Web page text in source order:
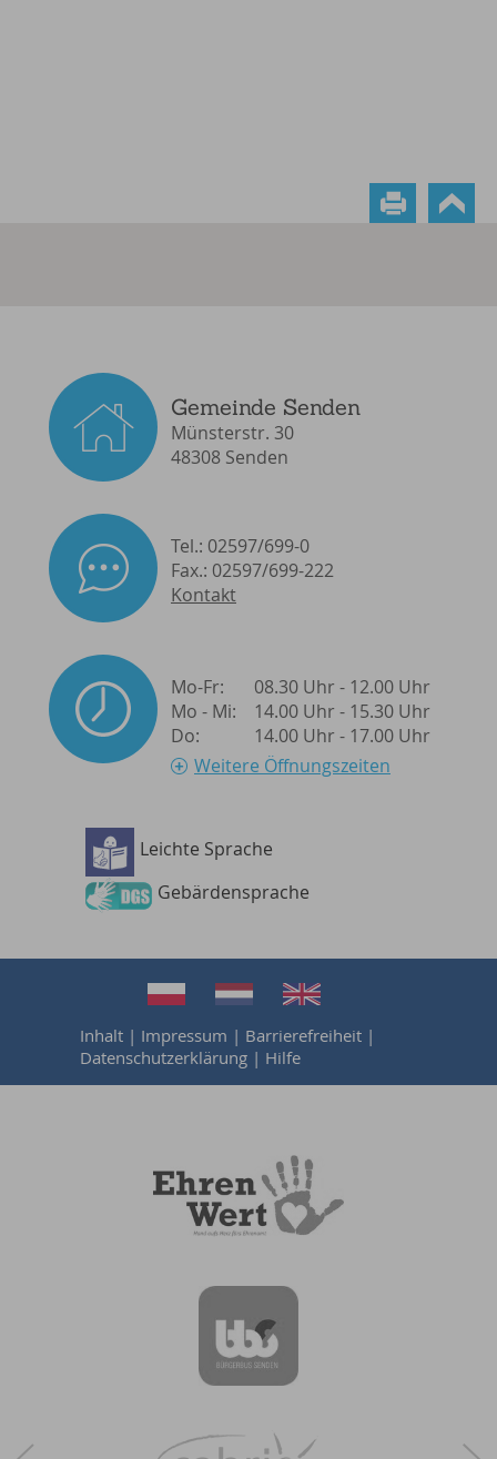
Gemeinde Senden
Münsterstr. 30
48308 Senden
Tel.: 02597/699-0
Fax.: 02597/699-222
Kontakt
Mo-Fr:
Mo - Mi:
Do:
08.30 Uhr - 12.00 Uhr
14.00 Uhr - 15.30 Uhr
14.00 Uhr - 17.00 Uhr
Weitere Öffnungszeiten
Barrierefreiheit
Leichte Sprache
Gebärdensprache
Inhalt| Impressum | Barrierefreiheit|
Datenschutzerklärung| Hilfe